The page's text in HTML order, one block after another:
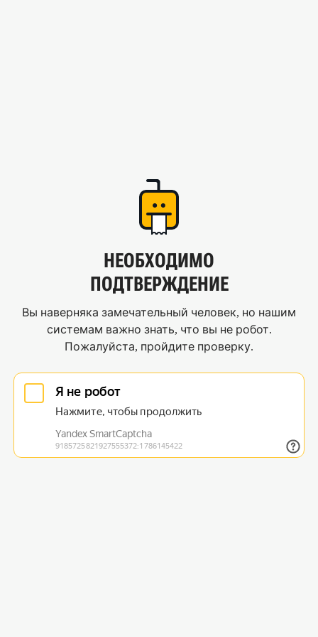
НЕОБХОДИМО
ПОДТВЕРЖДЕНИЕ
Вы наверняка замечательный человек, но нашим
системам важно знать, что вы не робот.
Пожалуйста, пройдите проверку.